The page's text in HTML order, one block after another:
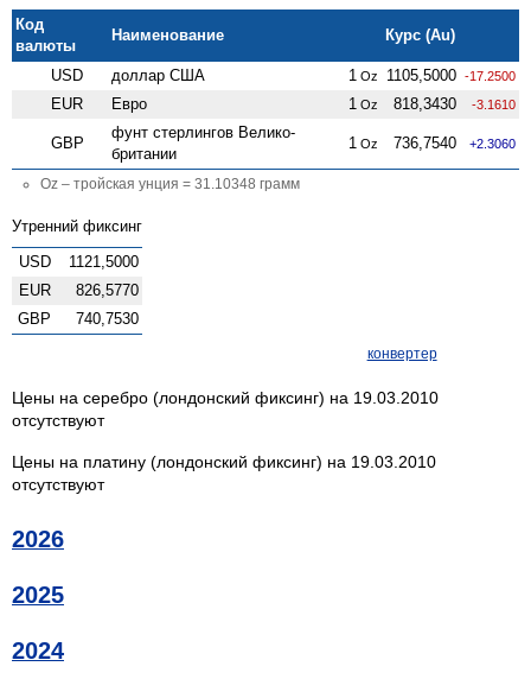
Код
валюты
Наименование Курс (Au)
USD доллар США 1 Oz 1105,5000 -17.2500
EUR Евро 1 Oz 818,3430 -3.1610
GBP
фунт стерлингов Велико­
британии
1 Oz 736,7540 +2.3060
Oz – тройская унция = 31.10348 грамм
Утренний фиксинг
USD
1121,5000
EUR
826,5770
GBP
740,7530
конвертер
Цены на серебро (лондонский фиксинг) на 19.03.2010
отсутствуют
Цены на платину (лондонский фиксинг) на 19.03.2010
отсутствуют
2026
2025
2024